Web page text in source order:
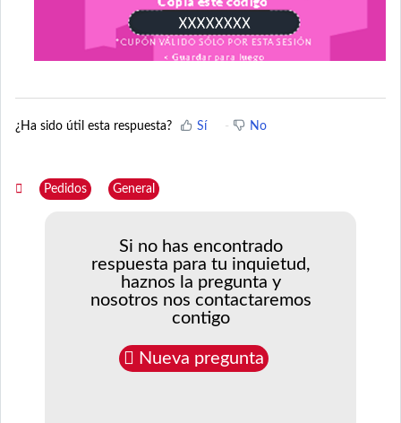
¿Ha sido útil esta respuesta? Sí No
Pedidos General
Si no has encontrado
respuesta para tu inquietud,
haznos la pregunta y
nosotros nos contactaremos
contigo
Nueva pregunta